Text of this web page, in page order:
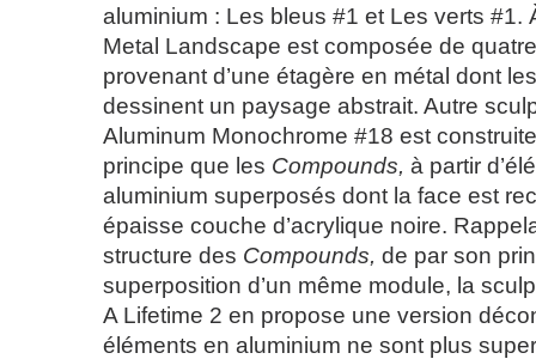
aluminium : Les bleus #1 et Les verts #1.
Metal Landscape est composée de
provenant d’une étagère en métal dont
dessinent un paysage abstrait. Autre
Aluminum Monochrome #18 est
principe que les Compounds, à partir
aluminium superposés dont la face est
épaisse couche d’acrylique noire.
structure des Compounds, de par son
superposition d’un même module, la
A Lifetime 2 en propose une version
éléments en aluminium ne sont plus